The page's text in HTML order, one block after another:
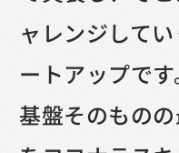
ャレンジして
ートアップで
基盤そのもの